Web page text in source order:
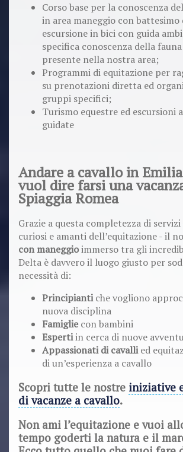
Corso base per la conoscenza
in area maneggio con battesimo
escursione in bici con guida
specifica conoscenza della
presente nella nostra area;
Programmi di equitazione per
su prenotazioni diretta ed
gruppi specifici;
Turismo equestre ed escursioni
guidate
Andare a cavallo in
vuol dire farsi una
Spiaggia Romea
Grazie a questa completezza di
curiosi e amanti dell’equitazione - il
con maneggioimmerso tra gli
Delta è davvero il luogo giusto per
necessità di:
Principiantiche vogliono
nuova disciplina
Famigliecon bambini
Espertiin cerca di nuove
Appassionati di cavallied
di un’esperienza a cavallo
Scopri tutte le nostre iniziative
di vacanze a cavallo.
Non ami l’equitazione e vuoi
tempo goderti la natura e il